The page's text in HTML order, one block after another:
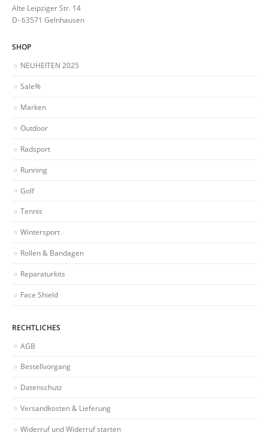
Alte Leipziger Str. 14
D- 63571 Gelnhausen
SHOP
NEUHEITEN 2025
Sale%
Marken
Outdoor
Radsport
Running
Golf
Tennis
Wintersport
Rollen & Bandagen
Reparaturkits
Face Shield
RECHTLICHES
AGB
Bestellvorgang
Datenschutz
Versandkosten & Lieferung
Widerruf und Widerruf starten